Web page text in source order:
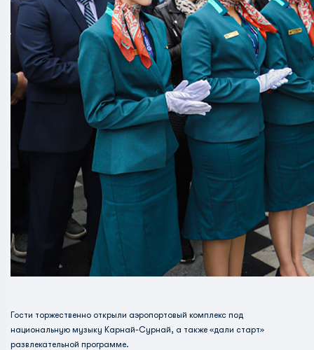
Гости торжественно открыли аэропортовый комплекс под
национальную музыку Карнай-Сурнай, а также «дали старт»
развлекательной программе.